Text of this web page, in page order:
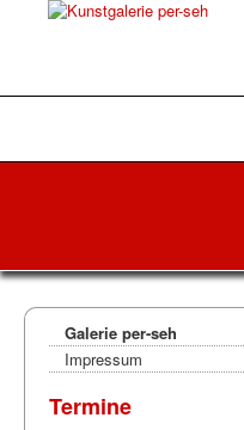
Galerie per-seh
Impressum
Termine